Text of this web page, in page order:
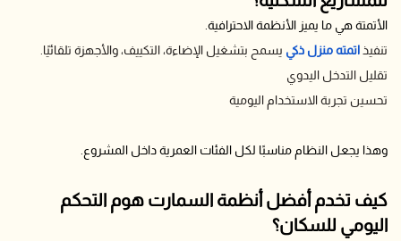
الأتمتة هي ما يميز الأنظمة الاحترافية.
تنفيذ اتمته منزل ذكي يسمح بتشغيل الإضاءة، التكييف، والأجهزة تلقائيًا.
تقليل التدخل اليدوي
تحسين تجربة الاستخدام اليومية
وهذا يجعل النظام مناسبًا لكل الفئات العمرية داخل المشروع.
كيف تخدم أفضل أنظمة السمارت هوم التحكم
اليومي للسكان؟